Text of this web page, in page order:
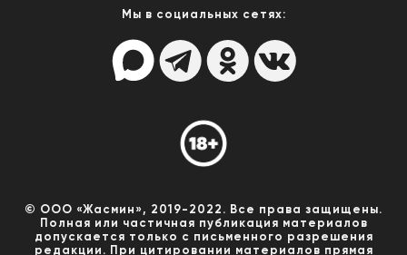
Мы в социальных сетях:
© ООО «Жасмин», 2019-2022. Все права защищены.
Полная или частичная публикация материалов
допускается только с письменного разрешения
редакции. При цитировании материалов прямая